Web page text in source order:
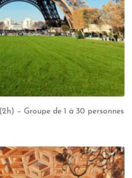
– Groupe de 1 à 30 personnes